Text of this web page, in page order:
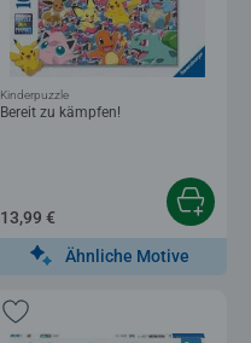
Bereit zu kämpfen!
Kinderpuzzle
13,99 €
Ähnliche Motive